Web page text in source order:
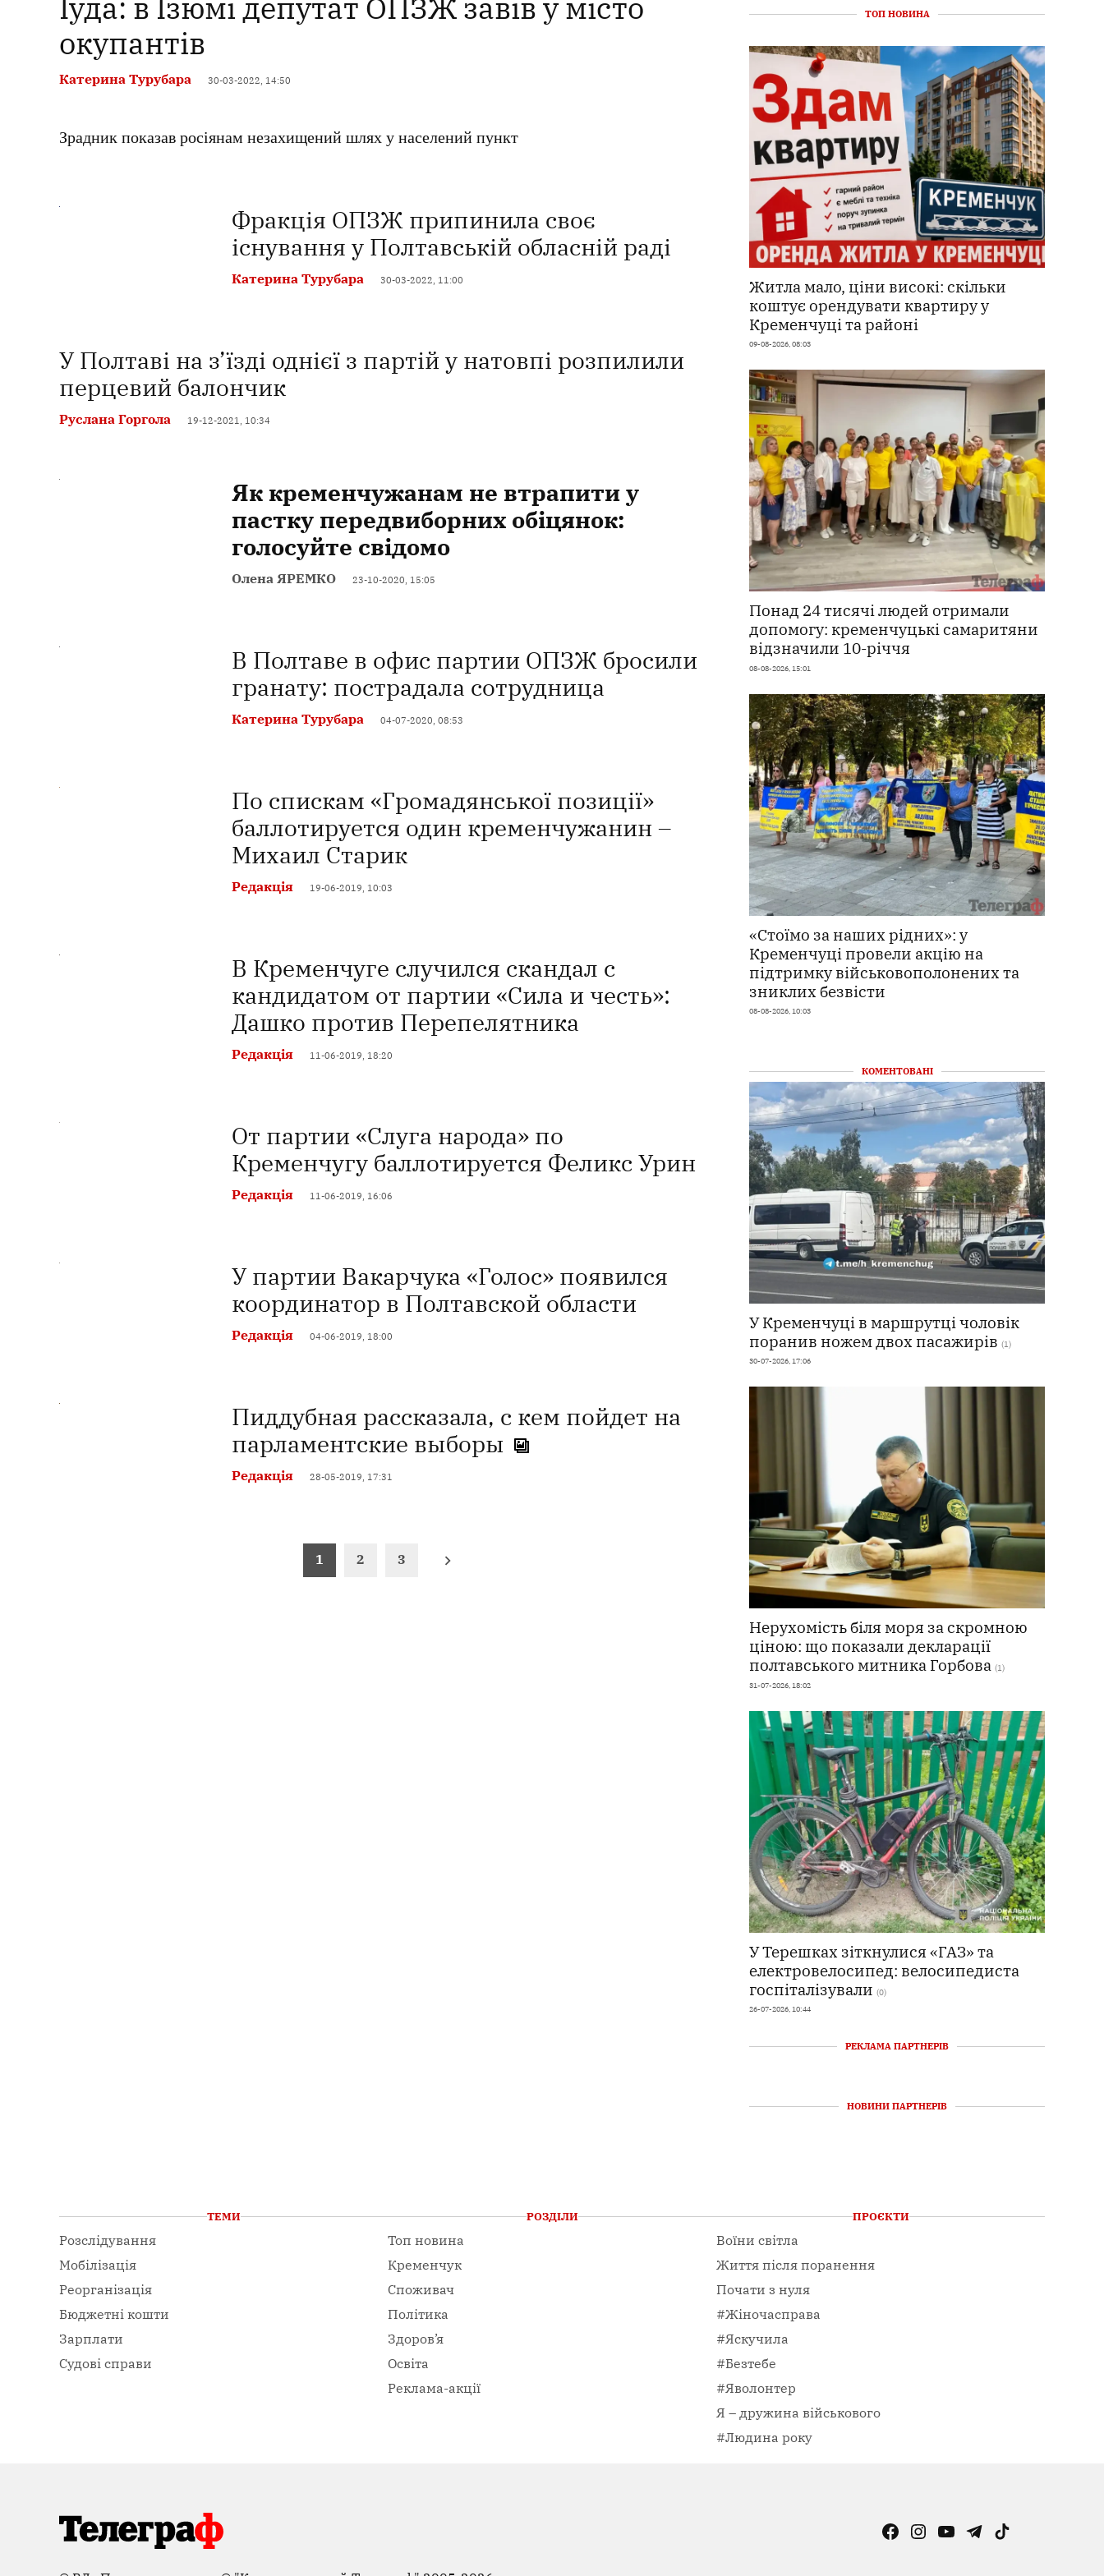
окупантів
Катерина Турубара 30-03-2022, 14:50
Зрадник показав росіянам незахищений шлях у населений пункт
Фракція ОПЗЖ припинила своє
існування у Полтавській обласній раді
Катерина Турубара 30-03-2022, 11:00
У Полтаві на з’їзді однієї з партій у натовпі розпилили
перцевий балончик
Руслана Горгола 19-12-2021, 10:34
Як кременчужанам не втрапити у
пастку передвиборних обіцянок:
голосуйте свідомо
Олена ЯРЕМКО 23-10-2020, 15:05
В Полтаве в офис партии ОПЗЖ бросили
гранату: пострадала сотрудница
Катерина Турубара 04-07-2020, 08:53
По спискам «Громадянської позиції»
баллотируется один кременчужанин –
Михаил Старик
Редакція 19-06-2019, 10:03
В Кременчуге случился скандал с
кандидатом от партии «Сила и честь»:
Дашко против Перепелятника
Редакція 11-06-2019, 18:20
От партии «Слуга народа» по
Кременчугу баллотируется Феликс Урин
Редакція 11-06-2019, 16:06
У партии Вакарчука «Голос» появился
координатор в Полтавской области
Редакція 04-06-2019, 18:00
Пиддубная рассказала, с кем пойдет на
парламентские выборы
Редакція 28-05-2019, 17:31
1 2 3
ТОП НОВИНА
Житла мало, ціни високі: скільки
коштує орендувати квартиру у
Кременчуці та районі
09-08-2026, 08:03
Понад 24 тисячі людей отримали
допомогу: кременчуцькі самаритяни
відзначили 10-річчя
08-08-2026, 15:01
«Стоїмо за наших рідних»: у
Кременчуці провели акцію на
підтримку військовополонених та
зниклих безвісти
08-08-2026, 10:03
КОМЕНТОВАНІ
У Кременчуці в маршрутці чоловік
поранив ножем двох пасажирів (1)
30-07-2026, 17:06
Нерухомість біля моря за скромною
ціною: що показали декларації
полтавського митника Горбова (1)
31-07-2026, 18:02
У Терешках зіткнулися «ГАЗ» та
електровелосипед: велосипедиста
госпіталізували (0)
26-07-2026, 10:44
РЕКЛАМА ПАРТНЕРІВ
НОВИНИ ПАРТНЕРІВ
ТЕМИ
Розслідування
Мобілізація
Реорганізація
Бюджетні кошти
Зарплати
Судові справи
РОЗДІЛИ
Топ новина
Кременчук
Споживач
Політика
Здоров’я
Освіта
Реклама-акції
ПРОЄКТИ
Воїни світла
Життя після поранення
Почати з нуля
#Жіночасправа
#Яскучила
#Безтебе
#Яволонтер
Я – дружина військового
#Людина року
FacebookInstagram
YouTubeTelegram
TikTok